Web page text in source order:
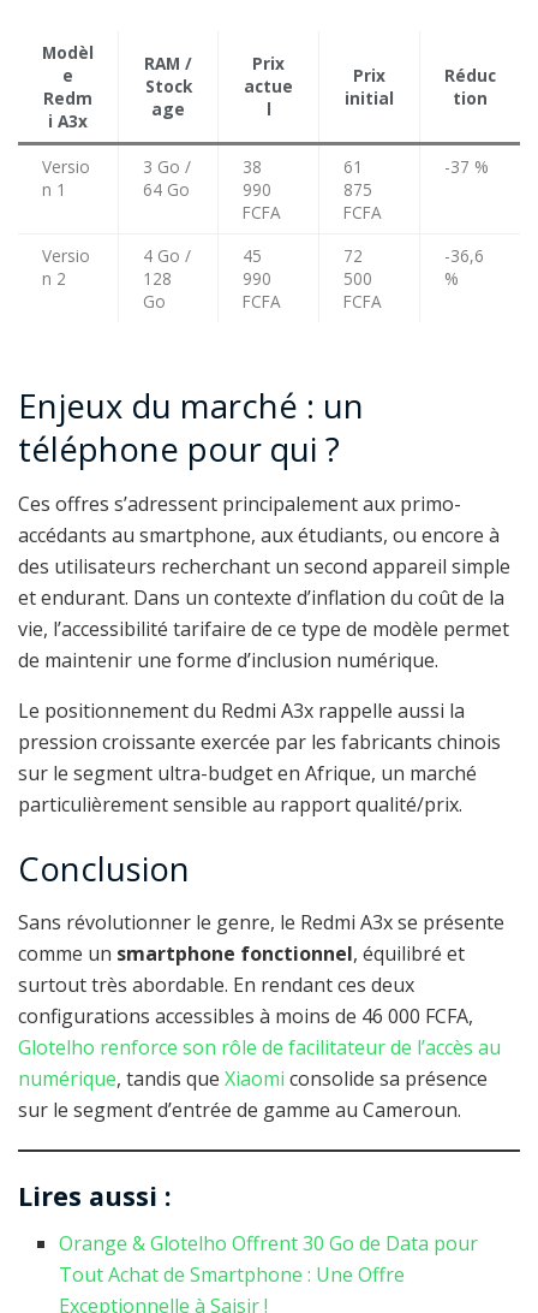
Modèl
e
Redm
i A3x
RAM /
Stock
age
Prix
actue
l
Prix
initial
Réduc
tion
Versio
n 1
3 Go /
64 Go
38
990
FCFA
61
875
FCFA
-37 %
Versio
n 2
4 Go /
128
Go
45
990
FCFA
72
500
FCFA
-36,6
%
Enjeux du marché : un
téléphone pour qui ?
Ces offres s’adressent principalement aux primo-
accédants au smartphone, aux étudiants, ou encore à
des utilisateurs recherchant un second appareil simple
et endurant. Dans un contexte d’inflation du coût de la
vie, l’accessibilité tarifaire de ce type de modèle permet
de maintenir une forme d’inclusion numérique.
Le positionnement du Redmi A3x rappelle aussi la
pression croissante exercée par les fabricants chinois
sur le segment ultra-budget en Afrique, un marché
particulièrement sensible au rapport qualité/prix.
Conclusion
Sans révolutionner le genre, le Redmi A3x se présente
comme un smartphone fonctionnel, équilibré et
surtout très abordable. En rendant ces deux
configurations accessibles à moins de 46 000 FCFA,
Glotelho renforce son rôle de facilitateur de l’accès au
numérique, tandis que Xiaomi consolide sa présence
sur le segment d’entrée de gamme au Cameroun.
Lires aussi :
Orange & Glotelho Offrent 30 Go de Data pour
Tout Achat de Smartphone : Une Offre
Exceptionnelle à Saisir !